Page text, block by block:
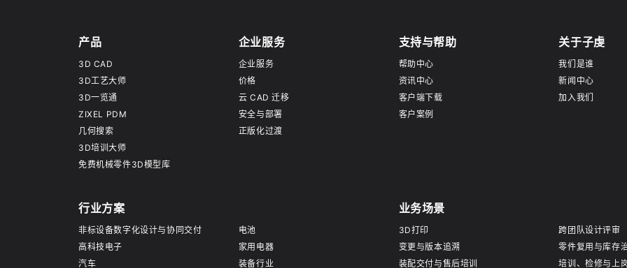
产品
3D CAD
3D工艺大师
3D一览通
ZIXEL PDM
几何搜索
3D培训大师
免费机械零件3D模型库
企业服务
企业服务
价格
云 CAD 迁移
安全与部署
正版化过渡
支持与帮助
帮助中心
资讯中心
客户端下载
客户案例
关于子虔
我们是谁
新闻中心
加入我们
行业方案
非标设备数字化设计与协同交付
电池
高科技电子
家用电器
汽车
装备行业
业务场景
3D打印
跨团队设计评审
变更与版本追溯
零件复用与库存
装配交付与售后培训
培训、检修与上